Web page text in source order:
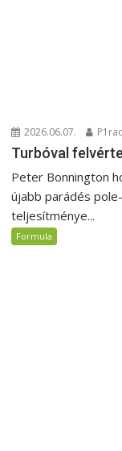
2026.06.07.
Turbóval
Peter Bonnington
újabb parádés
teljesítménye...
Formula